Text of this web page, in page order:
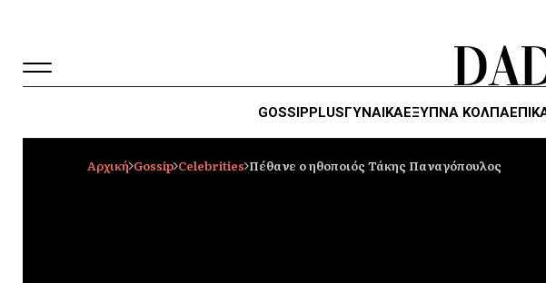
GOSSIPPLUSΓΥΝΑΙΚΑΈΞΥΠΝΑ ΚΌΛΠΑ
Αρχική Gossip Celebrities Πέθανε ο ηθοποιός Τάκης Παναγόπουλος